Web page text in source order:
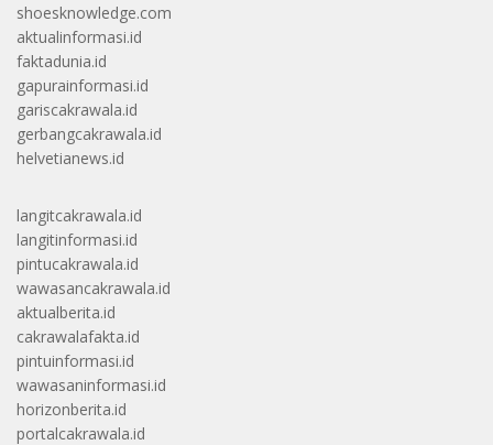
shoesknowledge.com
aktualinformasi.id
faktadunia.id
gapurainformasi.id
gariscakrawala.id
gerbangcakrawala.id
helvetianews.id
langitcakrawala.id
langitinformasi.id
pintucakrawala.id
wawasancakrawala.id
aktualberita.id
cakrawalafakta.id
pintuinformasi.id
wawasaninformasi.id
horizonberita.id
portalcakrawala.id